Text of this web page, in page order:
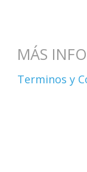
MÁS
Terminos y